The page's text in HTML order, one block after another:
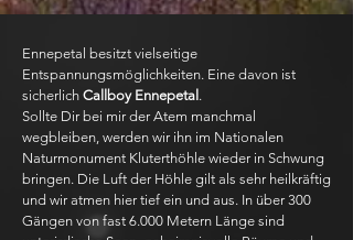
Ennepetal besitzt vielseitige
Entspannungsmöglichkeiten. Eine davon ist
sicherlich Callboy Ennepetal .
Sollte Dir bei mir der Atem manchmal
wegbleiben, werden wir ihn im Nationalen
Naturmonument Kluterthöhle wieder in Schwung
bringen. Die Luft der Höhle gilt als sehr heilkräftig
und wir atmen hier tief ein und aus. In über 300
Gängen von fast 6.000 Metern Länge sind